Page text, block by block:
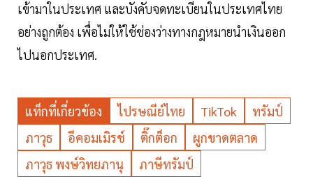
เข้ามาในประเทศ และบังคับจดทะเบียนในประเทศไทย
อย่างถูกต้อง เพื่อไม่ให้ใช้ช่องว่างทางกฎหมายนำเงินออก
ไปนอกประเทศ.
แท็กที่เกี่ยวข้อง ไปรษณีย์ไทย TikTok
ทรัมป์
ภาวุธ
อีคอมเมิรช์ ติ๊กต็อก
ผูกขาดตลาด
ภาวุธ พงษ์วิทยภานุ
ภาษีทรัมป์